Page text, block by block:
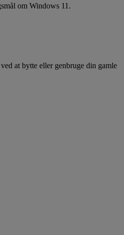
om Windows 11.
at bytte eller genbruge din gamle